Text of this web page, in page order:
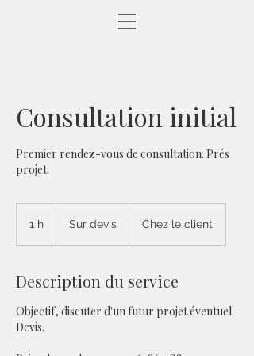
Consultation initial
Premier rendez-vous de consultation. Prés
projet.
1 h Sur devis Chez le client
Description du service
Objectif, discuter d'un futur projet éventuel.
Devis.